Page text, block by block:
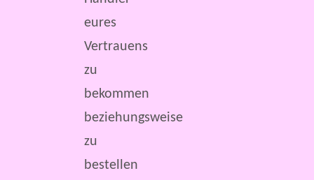
eures
Vertrauens
zu
bekommen
beziehungsweise
zu
bestellen